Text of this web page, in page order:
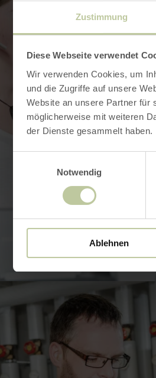
Zustimmung
Diese Webseite verwendet
Wir verwenden Cookies, um
und die Zugriffe auf unsere
Website an unsere Partner für
möglicherweise mit weiteren
der Dienste gesammelt haben.
Notwendig
Ablehnen
BILD